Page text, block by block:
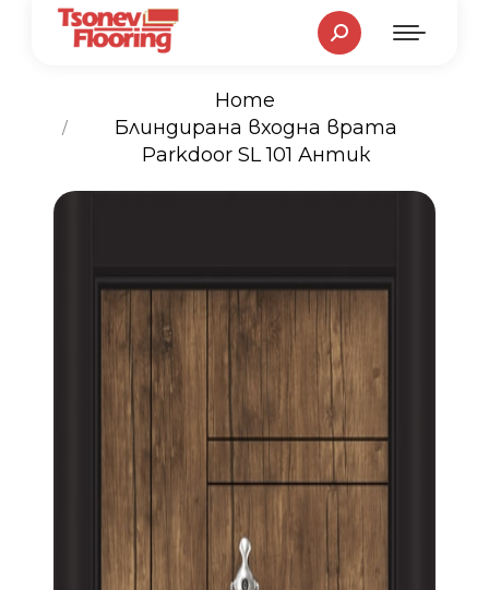
Search:
You are here:
Home
Блиндирана входна врата
Parkdoor SL 101 Антик